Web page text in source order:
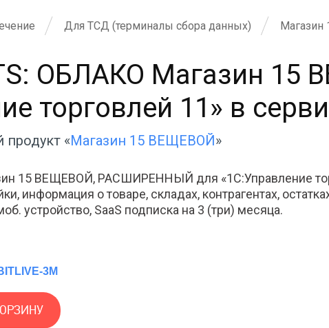
Для ТСД (терминалы сбора данных)
ОБЛАКО Магазин
торговлей 11» в
«Магазин 15 ВЕЩЕВОЙ»
15 ВЕЩЕВОЙ, РАСШИРЕННЫЙ для «1С:Управление
информация о товаре, складах, контрагентах,
устройство, SaaS подписка на 3 (три) месяца.
3M